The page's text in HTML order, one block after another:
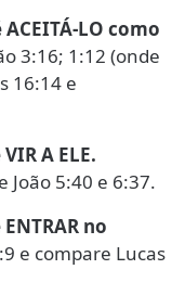
LO como
3:16; 1:12 (onde
16:14 e
A ELE.
João 5:40 e 6:37.
no
e compare Lucas